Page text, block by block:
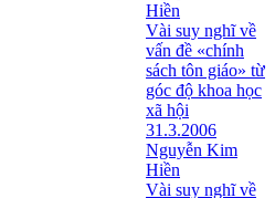
Hiền
Vài suy nghĩ về
vấn đề «chính
sách tôn giáo» từ
góc độ khoa học
xã hội
31.3.2006
Nguyễn Kim
Hiền
Vài suy nghĩ về